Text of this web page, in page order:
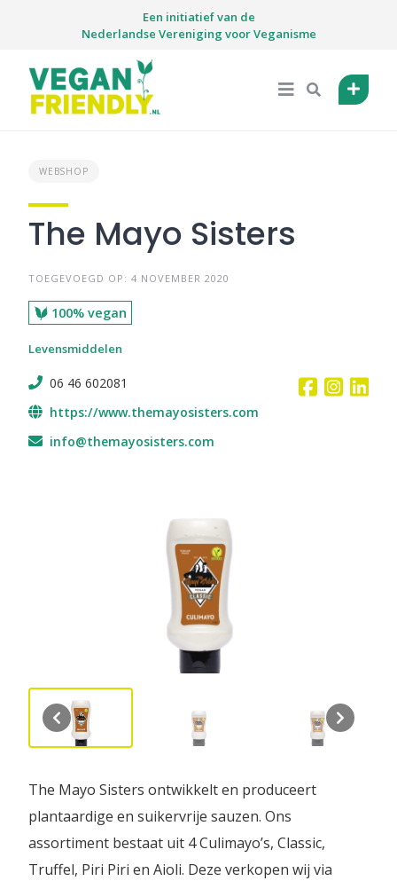
Een initiatief van de
Nederlandse Vereniging voor Veganisme
WEBSHOP
The Mayo Sisters
TOEGEVOEGD OP: 4 NOVEMBER 2020
100% vegan
Levensmiddelen
06 46 602081
https://www.themayosisters.com
info@themayosisters.com
The Mayo Sisters ontwikkelt en produceert
plantaardige en suikervrije sauzen. Ons
assortiment bestaat uit 4 Culimayo’s, Classic,
Truffel, Piri Piri en Aioli. Deze verkopen wij via